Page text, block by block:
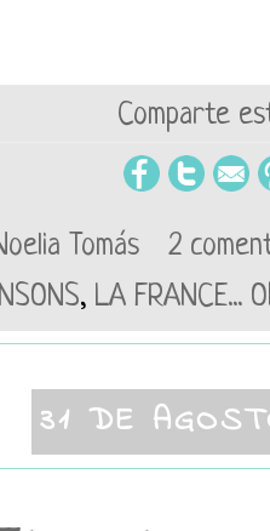
Comparte
Tomás
2
, LA FRANCE...
31 DE